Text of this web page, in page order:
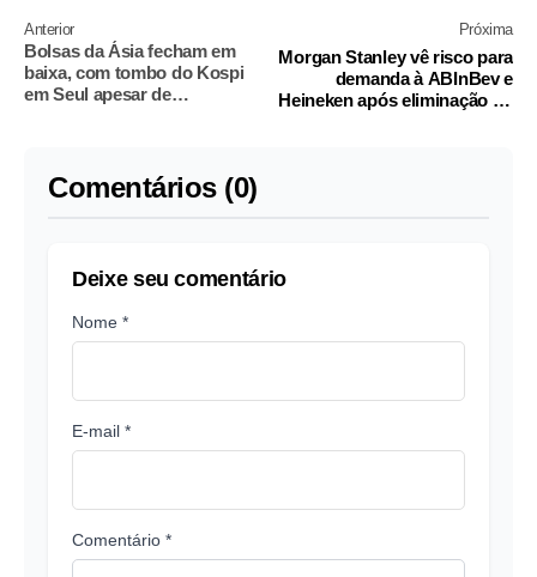
Anterior
Bolsas da Ásia fecham em
baixa, com tombo do Kospi
em Seul apesar de
Próxima
Morgan Stanley vê risco para
demanda à ABInBev e
Heineken após eliminação do
Comentários (0)
Deixe seu comentário
Nome *
E-mail *
Comentário *